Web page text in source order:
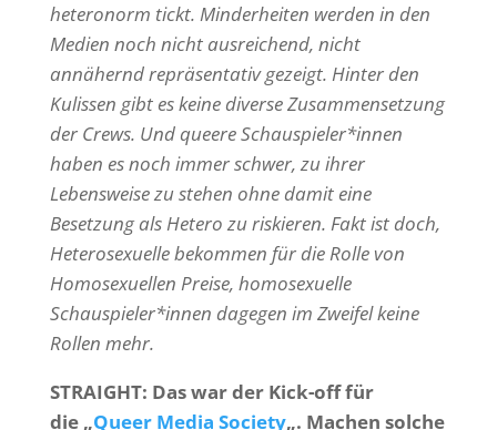
heteronorm tickt. Minderheiten werden in den
Medien noch nicht ausreichend, nicht
annähernd repräsentativ gezeigt. Hinter den
Kulissen gibt es keine diverse Zusammensetzung
der Crews. Und queere Schauspieler*innen
haben es noch immer schwer, zu ihrer
Lebensweise zu stehen ohne damit eine
Besetzung als Hetero zu riskieren. Fakt ist doch,
Heterosexuelle bekommen für die Rolle von
Homosexuellen Preise, homosexuelle
Schauspieler*innen dagegen im Zweifel keine
Rollen mehr.
STRAIGHT: Das war der Kick-off für
die „Queer Media Society„. Machen solche